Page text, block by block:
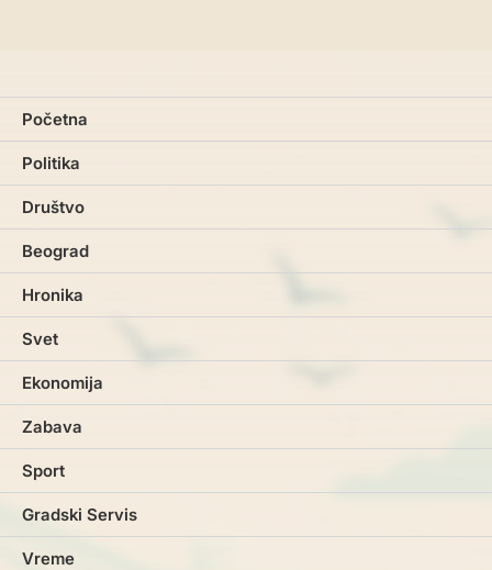
Početna
Politika
Društvo
Beograd
Hronika
Svet
Ekonomija
Zabava
Sport
Gradski Servis
Vreme